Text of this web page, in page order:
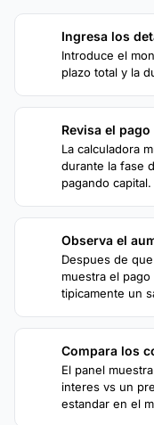
Ingresa los
Introduce el
plazo total y la
Revisa el
La calculadora
durante la fase
pagando capital.
Observa el
Despues de
muestra el
tipicamente un
Compara los
El panel
interes vs un
estandar en el